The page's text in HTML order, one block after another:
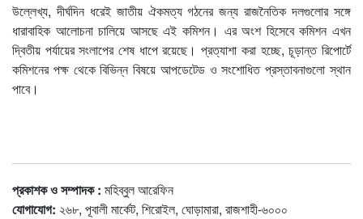
উল্লেখ্য, দীর্ঘদিন ধরেই জাতীয় ঐকমত্য গঠনের জন্য রাজনৈতিক দলগুলোর সঙ্গে
ধারাবাহিক আলোচনা চালিয়ে আসছে এই কমিশন। এর অংশ হিসেবে কমিশন এখন
দ্বিতীয় পর্যায়ের সংলাপের শেষ ধাপে রয়েছে। প্রত্যাশা করা হচ্ছে, চূড়ান্ত রিপোর্টে
কমিশনের পক্ষ থেকে বিভিন্ন বিষয়ে আপডেটেড ও সংশোধিত প্রস্তাবনাগুলো স্থান
পাবে।
প্রকাশক ও সম্পাদক : মহিব্বুল আরেফিন
যোগাযোগ: ২৬৮, পূবালী মার্কেট, শিরোইল, ঘোড়ামারা, রাজশাহী-৬০০০